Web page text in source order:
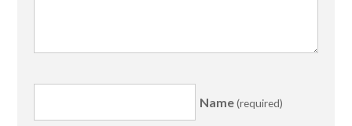
Name(required)